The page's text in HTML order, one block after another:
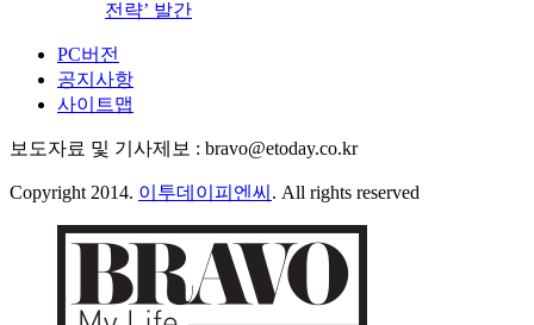
전략’ 발간
PC버전
공지사항
사이트맵
보도자료 및 기사제보 : bravo@etoday.co.kr
Copyright 2014. 이투데이피엔씨 . All rights reserved